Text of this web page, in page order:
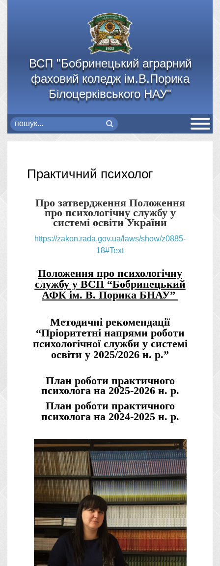
ВСП "Бобринецький аграрний
фаховий коледж ім.В.Порика
Білоцерківського НАУ"
Практичний психолог
Про затвердження Положення
про психологічну службу у
системі освіти України
https://zakon.rada.gov.ua/laws/show/z0885-
18#Text
Положення про психологічну
службу у ВСП “Бобринецький
АФК ім. В. Порика БНАУ”
Методичні рекомендації
“Пріоритетні напрями роботи
психологічної служби у системі
освіти у 2025/2026 н. р.”
План роботи практичного
психолога на 2025-2026 н. р.
План роботи практичного
психолога на 2024-2025 н. р.